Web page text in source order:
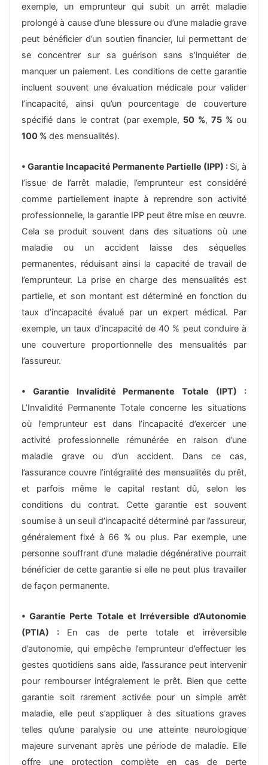
exemple, un emprunteur qui subit un arrêt maladie
prolongé à cause d’une blessure ou d’une maladie grave
peut bénéficier d’un soutien financier, lui permettant de
se concentrer sur sa guérison sans s’inquiéter de
manquer un paiement. Les conditions de cette garantie
incluent souvent une évaluation médicale pour valider
l’incapacité, ainsi qu’un pourcentage de couverture
spécifié dans le contrat (par exemple, 50 %,75 %ou
100 % des mensualités).
• Garantie Incapacité Permanente Partielle (IPP) : Si, à
l’issue de l’arrêt maladie, l’emprunteur est considéré
comme partiellement inapte à reprendre son activité
professionnelle, la garantie IPP peut être mise en œuvre.
Cela se produit souvent dans des situations où une
maladie ou un accident laisse des séquelles
permanentes, réduisant ainsi la capacité de travail de
l’emprunteur. La prise en charge des mensualités est
partielle, et son montant est déterminé en fonction du
taux d’incapacité évalué par un expert médical. Par
exemple, un taux d’incapacité de 40 % peut conduire à
une couverture proportionnelle des mensualités par
l’assureur.
• Garantie Invalidité Permanente Totale (IPT) :
L’Invalidité Permanente Totale concerne les situations
où l’emprunteur est dans l’incapacité d’exercer une
activité professionnelle rémunérée en raison d’une
maladie grave ou d’un accident. Dans ce cas,
l’assurance couvre l’intégralité des mensualités du prêt,
et parfois même le capital restant dû, selon les
conditions du contrat. Cette garantie est souvent
soumise à un seuil d’incapacité déterminé par l’assureur,
généralement fixé à 66 % ou plus. Par exemple, une
personne souffrant d’une maladie dégénérative pourrait
bénéficier de cette garantie si elle ne peut plus travailler
de façon permanente.
• Garantie Perte Totale et Irréversible d’Autonomie
(PTIA) : En cas de perte totale et irréversible
d’autonomie, qui empêche l’emprunteur d’effectuer les
gestes quotidiens sans aide, l’assurance peut intervenir
pour rembourser intégralement le prêt. Bien que cette
garantie soit rarement activée pour un simple arrêt
maladie, elle peut s’appliquer à des situations graves
telles qu’une paralysie ou une atteinte neurologique
majeure survenant après une période de maladie. Elle
offre une protection complète en cas de perte